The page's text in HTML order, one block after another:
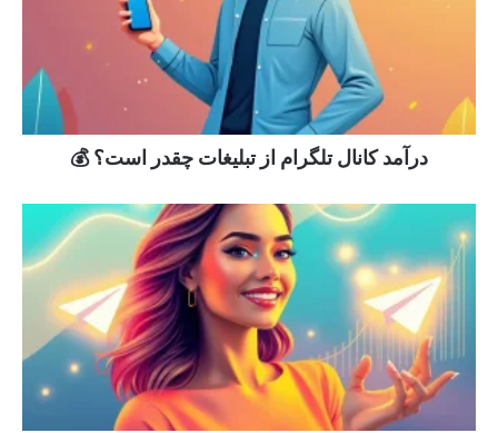
درآمد کانال تلگرام از تبلیغات چقدر است؟ 💰